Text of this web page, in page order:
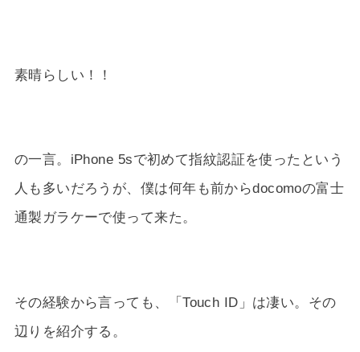
素晴らしい！！
の一言。iPhone 5sで初めて指紋認証を使ったという
人も多いだろうが、僕は何年も前からdocomoの富士
通製ガラケーで使って来た。
その経験から言っても、「Touch ID」は凄い。その
辺りを紹介する。